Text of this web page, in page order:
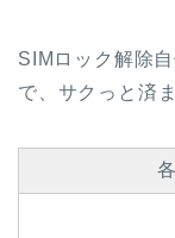
SIMロック解除
で、サクっと済